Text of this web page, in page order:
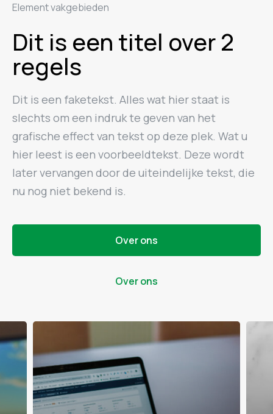
Element vakgebieden
Dit is een titel over 2
regels
Dit is een faketekst. Alles wat hier staat is
slechts om een indruk te geven van het
grafische effect van tekst op deze plek. Wat u
hier leest is een voorbeeldtekst. Deze wordt
later vervangen door de uiteindelijke tekst, die
nu nog niet bekend is.
Over ons
Over ons